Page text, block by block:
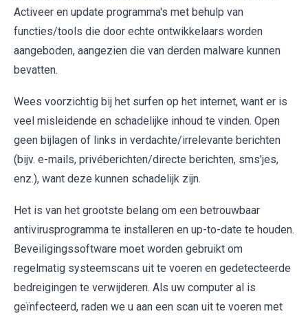
Activeer en update programma's met behulp van
functies/tools die door echte ontwikkelaars worden
aangeboden, aangezien die van derden malware kunnen
bevatten.
Wees voorzichtig bij het surfen op het internet, want er is
veel misleidende en schadelijke inhoud te vinden. Open
geen bijlagen of links in verdachte/irrelevante berichten
(bijv. e-mails, privéberichten/directe berichten, sms'jes,
enz.), want deze kunnen schadelijk zijn.
Het is van het grootste belang om een betrouwbaar
antivirusprogramma te installeren en up-to-date te houden.
Beveiligingssoftware moet worden gebruikt om
regelmatig systeemscans uit te voeren en gedetecteerde
bedreigingen te verwijderen. Als uw computer al is
geïnfecteerd, raden we u aan een scan uit te voeren met